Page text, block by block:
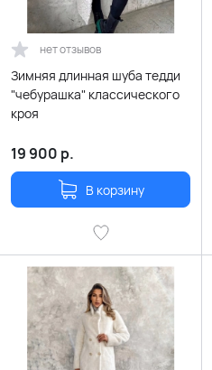
нет отзывов
Зимняя длинная шуба тедди
"чебурашка" классического
кроя
19 900 р.
В корзину